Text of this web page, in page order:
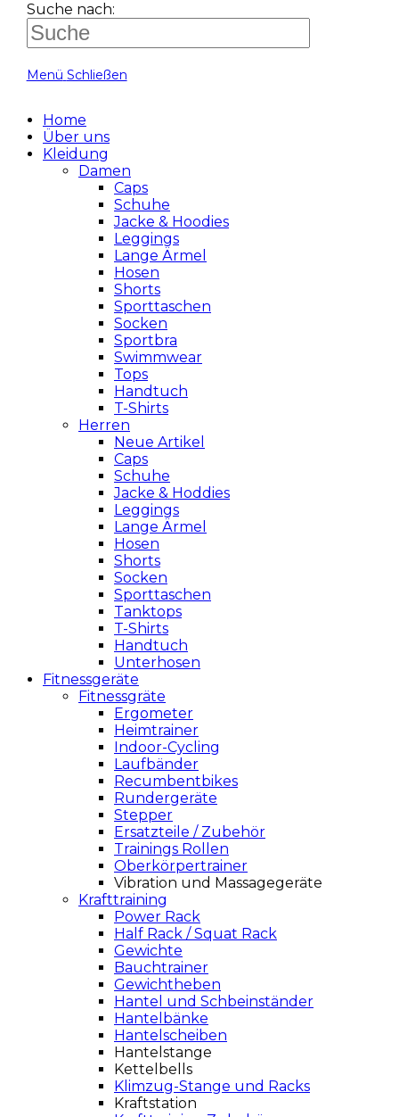
Suche nach:
Menü Schließen
Home
Über uns
Kleidung
Damen
Caps
Schuhe
Jacke & Hoodies
Leggings
Lange Ärmel
Hosen
Shorts
Sporttaschen
Socken
Sportbra
Swimmwear
Tops
Handtuch
T-Shirts
Herren
Neue Artikel
Caps
Schuhe
Jacke & Hoddies
Leggings
Lange Ärmel
Hosen
Shorts
Socken
Sporttaschen
Tanktops
T-Shirts
Handtuch
Unterhosen
Fitnessgeräte
Fitnessgräte
Ergometer
Heimtrainer
Indoor-Cycling
Laufbänder
Recumbentbikes
Rundergeräte
Stepper
Ersatzteile / Zubehör
Trainings Rollen
Oberkörpertrainer
Vibration und Massagegeräte
Krafttraining
Power Rack
Half Rack / Squat Rack
Gewichte
Bauchtrainer
Gewichtheben
Hantel und Schbeinständer
Hantelbänke
Hantelscheiben
Hantelstange
Kettelbells
Klimzug-Stange und Racks
Kraftstation